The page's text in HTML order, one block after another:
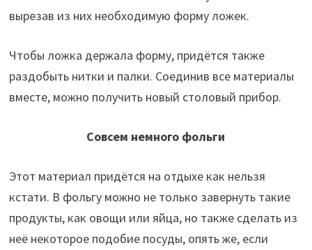
вырезав из них необходимую форму ложек.
Чтобы ложка держала форму, придётся также
раздобыть нитки и палки. Соединив все материалы
вместе, можно получить новый столовый прибор.
Совсем немного фольги
Этот материал придётся на отдыхе как нельзя
кстати. В фольгу можно не только завернуть такие
продукты, как овощи или яйца, но также сделать из
неё некоторое подобие посуды, опять же, если